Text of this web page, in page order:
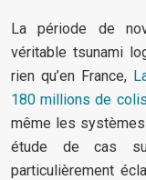
La période de
véritable tsunami
rien qu’en France,
180 millions de colis
même les
étude de cas
particulièrement